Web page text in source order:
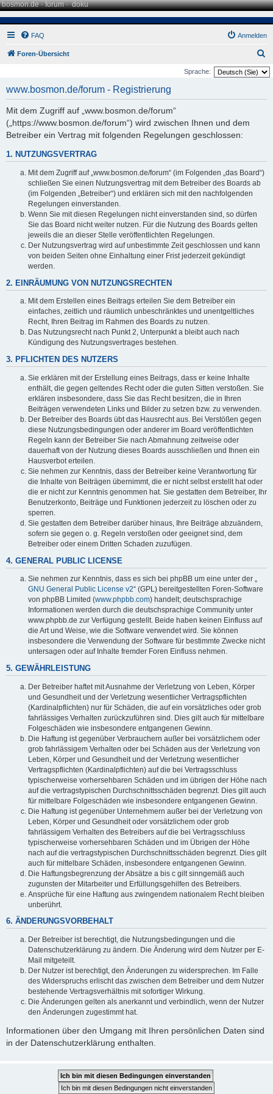
bosmon.de·forum·doku
FAQ Anmelden
Foren-Übersicht
u
Sprache:
www.bosmon.de/forum - Registrierung
Mit dem Zugriff auf „www.bosmon.de/forum“
(„https://www.bosmon.de/forum“) wird zwischen Ihnen und dem
Betreiber ein Vertrag mit folgenden Regelungen geschlossen:
1. NUTZUNGSVERTRAG
Mit dem Zugriff auf „www.bosmon.de/forum“ (im Folgenden „das Board“)
schließen Sie einen Nutzungsvertrag mit dem Betreiber des Boards ab
(im Folgenden „Betreiber“) und erklären sich mit den nachfolgenden
Regelungen einverstanden.
Wenn Sie mit diesen Regelungen nicht einverstanden sind, so dürfen
Sie das Board nicht weiter nutzen. Für die Nutzung des Boards gelten
jeweils die an dieser Stelle veröffentlichten Regelungen.
Der Nutzungsvertrag wird auf unbestimmte Zeit geschlossen und kann
von beiden Seiten ohne Einhaltung einer Frist jederzeit gekündigt
werden.
2. EINRÄUMUNG VON NUTZUNGSRECHTEN
Mit dem Erstellen eines Beitrags erteilen Sie dem Betreiber ein
einfaches, zeitlich und räumlich unbeschränktes und unentgeltliches
Recht, Ihren Beitrag im Rahmen des Boards zu nutzen.
Das Nutzungsrecht nach Punkt 2, Unterpunkt a bleibt auch nach
Kündigung des Nutzungsvertrages bestehen.
3. PFLICHTEN DES NUTZERS
Sie erklären mit der Erstellung eines Beitrags, dass er keine Inhalte
enthält, die gegen geltendes Recht oder die guten Sitten verstoßen. Sie
erklären insbesondere, dass Sie das Recht besitzen, die in Ihren
Beiträgen verwendeten Links und Bilder zu setzen bzw. zu verwenden.
Der Betreiber des Boards übt das Hausrecht aus. Bei Verstößen gegen
diese Nutzungsbedingungen oder anderer im Board veröffentlichten
Regeln kann der Betreiber Sie nach Abmahnung zeitweise oder
dauerhaft von der Nutzung dieses Boards ausschließen und Ihnen ein
Hausverbot erteilen.
Sie nehmen zur Kenntnis, dass der Betreiber keine Verantwortung für
die Inhalte von Beiträgen übernimmt, die er nicht selbst erstellt hat oder
die er nicht zur Kenntnis genommen hat. Sie gestatten dem Betreiber, Ihr
Benutzerkonto, Beiträge und Funktionen jederzeit zu löschen oder zu
sperren.
Sie gestatten dem Betreiber darüber hinaus, Ihre Beiträge abzuändern,
sofern sie gegen o. g. Regeln verstoßen oder geeignet sind, dem
Betreiber oder einem Dritten Schaden zuzufügen.
4. GENERAL PUBLIC LICENSE
Sie nehmen zur Kenntnis, dass es sich bei phpBB um eine unter der „
GNU General Public License v2“ (GPL) bereitgestellten Foren-Software
von phpBB Limited (www.phpbb.com) handelt; deutschsprachige
Informationen werden durch die deutschsprachige Community unter
www.phpbb.de zur Verfügung gestellt. Beide haben keinen Einfluss auf
die Art und Weise, wie die Software verwendet wird. Sie können
insbesondere die Verwendung der Software für bestimmte Zwecke nicht
untersagen oder auf Inhalte fremder Foren Einfluss nehmen.
5. GEWÄHRLEISTUNG
Der Betreiber haftet mit Ausnahme der Verletzung von Leben, Körper
und Gesundheit und der Verletzung wesentlicher Vertragspflichten
(Kardinalpflichten) nur für Schäden, die auf ein vorsätzliches oder grob
fahrlässiges Verhalten zurückzuführen sind. Dies gilt auch für mittelbare
Folgeschäden wie insbesondere entgangenen Gewinn.
Die Haftung ist gegenüber Verbrauchern außer bei vorsätzlichem oder
grob fahrlässigem Verhalten oder bei Schäden aus der Verletzung von
Leben, Körper und Gesundheit und der Verletzung wesentlicher
Vertragspflichten (Kardinalpflichten) auf die bei Vertragsschluss
typischerweise vorhersehbaren Schäden und im übrigen der Höhe nach
auf die vertragstypischen Durchschnittsschäden begrenzt. Dies gilt auch
für mittelbare Folgeschäden wie insbesondere entgangenen Gewinn.
Die Haftung ist gegenüber Unternehmern außer bei der Verletzung von
Leben, Körper und Gesundheit oder vorsätzlichem oder grob
fahrlässigem Verhalten des Betreibers auf die bei Vertragsschluss
typischerweise vorhersehbaren Schäden und im Übrigen der Höhe
nach auf die vertragstypischen Durchschnittsschäden begrenzt. Dies gilt
auch für mittelbare Schäden, insbesondere entgangenen Gewinn.
Die Haftungsbegrenzung der Absätze a bis c gilt sinngemäß auch
zugunsten der Mitarbeiter und Erfüllungsgehilfen des Betreibers.
Ansprüche für eine Haftung aus zwingendem nationalem Recht bleiben
unberührt.
6. ÄNDERUNGSVORBEHALT
Der Betreiber ist berechtigt, die Nutzungsbedingungen und die
Datenschutzerklärung zu ändern. Die Änderung wird dem Nutzer per E-
Mail mitgeteilt.
Der Nutzer ist berechtigt, den Änderungen zu widersprechen. Im Falle
des Widerspruchs erlischt das zwischen dem Betreiber und dem Nutzer
bestehende Vertragsverhältnis mit sofortiger Wirkung.
Die Änderungen gelten als anerkannt und verbindlich, wenn der Nutzer
den Änderungen zugestimmt hat.
Informationen über den Umgang mit Ihren persönlichen Daten sind
in der Datenschutzerklärung enthalten.